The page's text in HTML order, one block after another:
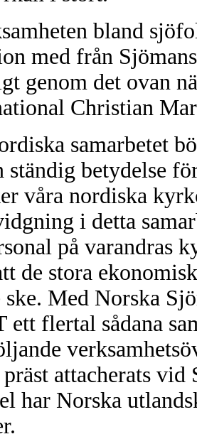
bland
med från
genom det ovan
Christian
samarbetet
ständig betydelse
våra nordiska
i detta
på varandras
de stora
ske. Med Norska
ett flertal sådana
attacherats
har Norska